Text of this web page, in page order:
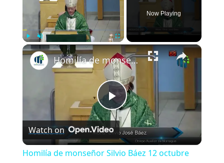
Unmute Fullscreen
Now Playing
×
Play
Video
Homilía de monseñor Silvio Báez 12 octubre 2025 Domingo XXVIII del Tiempo Ordinario
Watch on
Homilía de monseñor Silvio Báez 12 octubre